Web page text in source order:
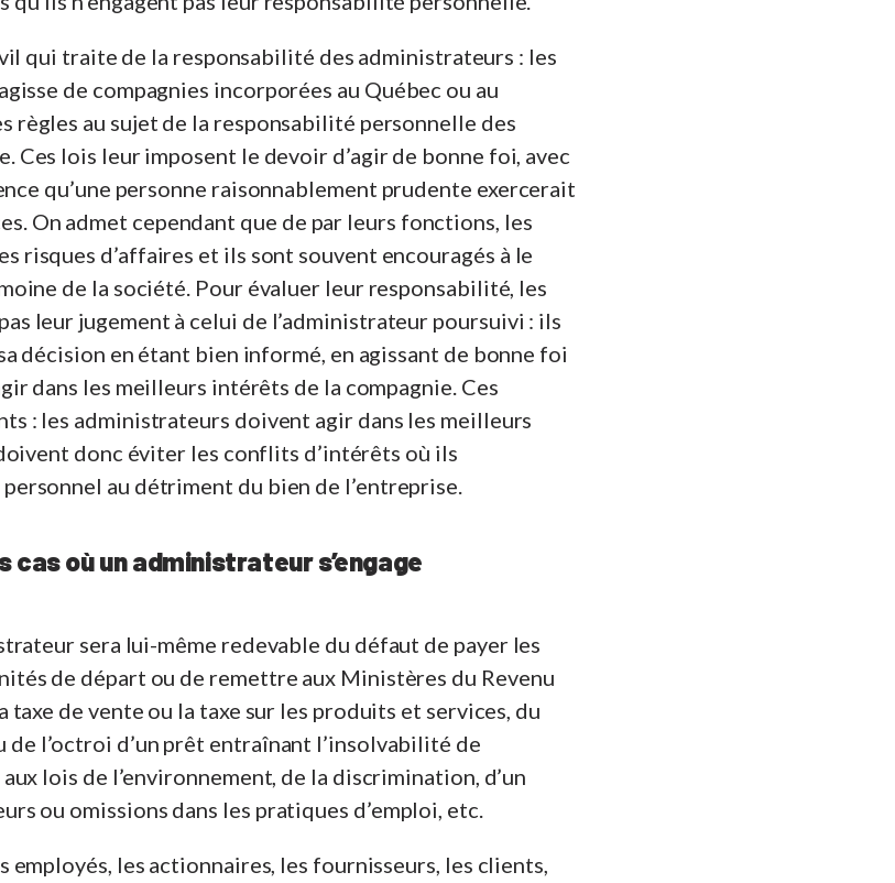
qui traite de la responsabilité des administrateurs : les
de compagnies incorporées au Québec ou au
règles au sujet de la responsabilité personnelle des
Ces lois leur imposent le devoir d’agir de bonne foi, avec
qu’une personne raisonnablement prudente exercerait
On admet cependant que de par leurs fonctions, les
risques d’affaires et ils sont souvent encouragés à le
de la société. Pour évaluer leur responsabilité, les
leur jugement à celui de l’administrateur poursuivi : ils
décision en étant bien informé, en agissant de bonne foi
dans les meilleurs intérêts de la compagnie. Ces
: les administrateurs doivent agir dans les meilleurs
donc éviter les conflits d’intérêts où ils
au détriment du bien de l’entreprise.
cas où un administrateur s’engage
sera lui-même redevable du défaut de payer les
de départ ou de remettre aux Ministères du Revenu
taxe de vente ou la taxe sur les produits et services, du
l’octroi d’un prêt entraînant l’insolvabilité de
lois de l’environnement, de la discrimination, d’un
ou omissions dans les pratiques d’emploi, etc.
employés, les actionnaires, les fournisseurs, les clients,